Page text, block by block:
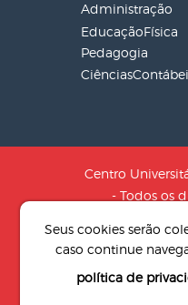
Administração
EducaçãoFísica
Pedagogia
Centro
- Todos os
Social:
Desenvolvido
Seus cookies serão
caso continue
política de